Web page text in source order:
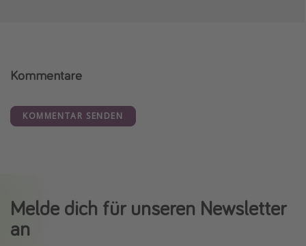
Kommentare
KOMMENTAR SENDEN
Melde dich für unseren Newsletter
an